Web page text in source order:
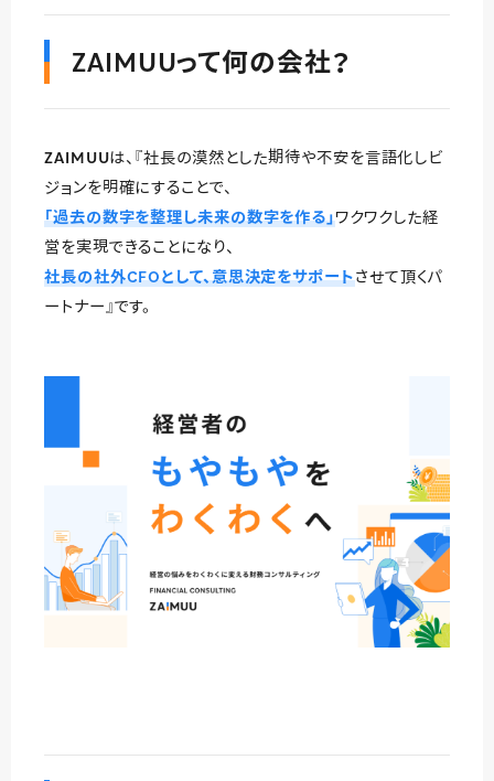
ZAIMUUって何の会社？
ZAIMUUは、『社長の漠然とした期待や不安を言語化しビ
ジョンを明確にすることで、
「過去の数字を整理し未来の数字を作る」ワクワクした経
営を実現できることになり、
社長の社外CFOとして、意思決定をサポートさせて頂くパ
ートナー』です。